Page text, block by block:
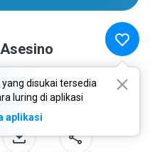
yang disukai tersedia
luring di aplikasi
aplikasi
cadena el asesino